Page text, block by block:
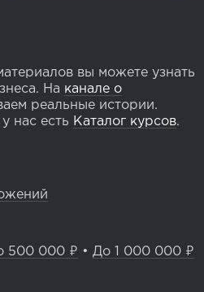
вы можете узнать
На канале о
реальные истории.
нас есть Каталог курсов.
500 000 ₽ • До 1 000 000 ₽